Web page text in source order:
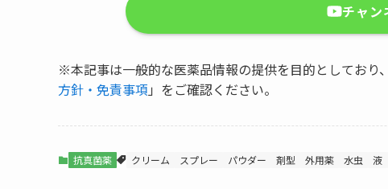
チャン
※本記事は一般的な医薬品情報の提供を目的としてお
方針・免責事項 」をご確認ください。
抗真菌薬 クリーム スプレー パウダー 剤型 外用薬 水虫 液